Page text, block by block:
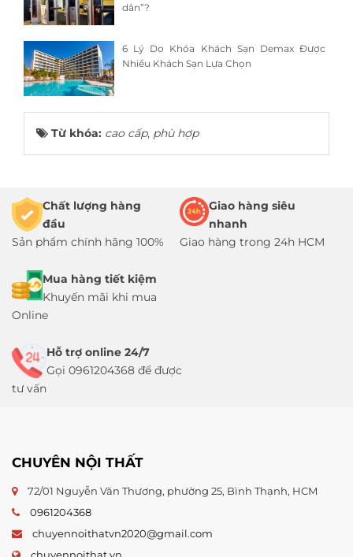
dân”?
6 Lý Do Khóa Khách Sạn Demax Được
Nhiều Khách Sạn Lựa Chọn
Từ khóa: cao cấp, phù hợp
Chất lượng hàng
đầu
Sản phẩm chính hãng 100%
Giao hàng siêu
nhanh
Giao hàng trong 24h HCM
Mua hàng tiết kiệm
Khuyến mãi khi mua
Online
Hỗ trợ online 24/7
Gọi 0961204368 để được
tư vấn
CHUYÊN NỘI THẤT
72/01 Nguyễn Văn Thương, phường 25, Bình Thạnh, HCM
0961204368
chuyennoithatvn2020@gmail.com
chuyennoithat.vn